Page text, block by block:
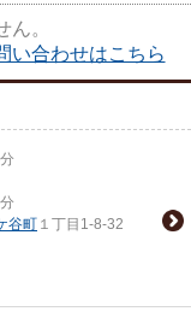
。
い合わせはこちら
谷町 １丁目1-8-32